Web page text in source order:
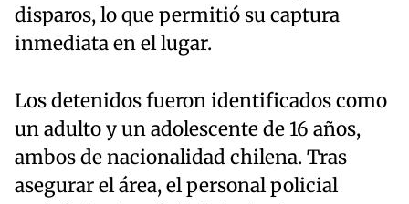
disparos, lo que permitió su captura
inmediata en el lugar.
Los detenidos fueron identificados como
un adulto y un adolescente de 16 años,
ambos de nacionalidad chilena. Tras
asegurar el área, el personal policial